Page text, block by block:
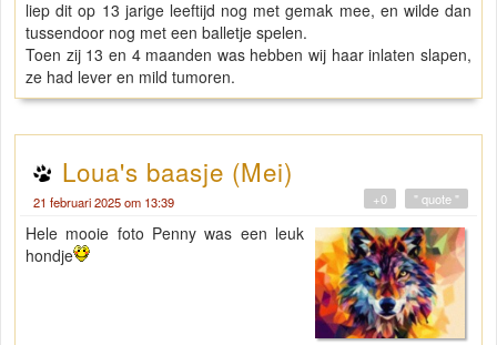
liep dit op 13 jarige leeftijd nog met gemak mee, en wilde dan
tussendoor nog met een balletje spelen.
Toen zij 13 en 4 maanden was hebben wij haar inlaten slapen,
ze had lever en mild tumoren.
Loua's baasje (Mei)
21 februari 2025 om 13:39 " quote "
+0
Hele mooie foto Penny was een leuk
hondje